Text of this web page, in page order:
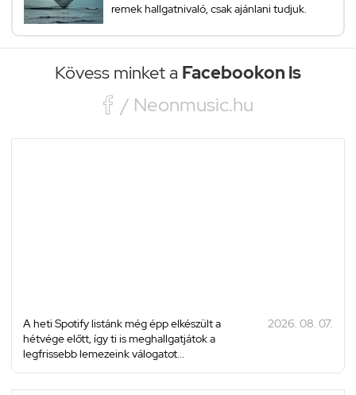
remek hallgatnivaló, csak ajánlani tudjuk.
Kövess minket a Facebookon is
 / Neonmusic.hu
A heti Spotify listánk még épp elkészült a
hétvége előtt, így ti is meghallgatjátok a
legfrissebb lemezeink válogatot...
2026. 08. 07.